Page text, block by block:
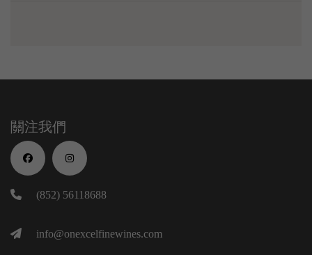
關注我們
(852) 56118688
info@onexcelfinewines.com